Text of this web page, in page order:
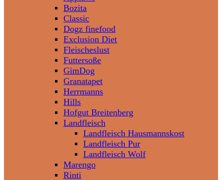
Bozita
Classic
Dogz finefood
Exclusion Diet
Fleischeslust
Futtersoße
GimDog
Granatapet
Herrmanns
Hills
Hofgut Breitenberg
Landfleisch
Landfleisch Hausmannskost
Landfleisch Pur
Landfleisch Wolf
Marengo
Rinti